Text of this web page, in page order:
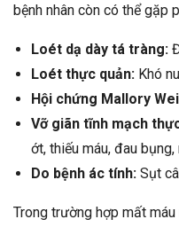
bệnh nhân còn có thể gặp
Loét dạ dày tá tràng:
Loét thực quản: Khó
Hội chứng Mallory
Vỡ giãn tĩnh mạch
ớt, thiếu máu, đau
Do bệnh ác tính: Sụt
Trong trường hợp mất máu